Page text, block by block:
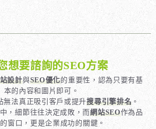
想要諮詢的SEO方案
設計與SEO優化的重要性，認為只要有基
本的內容和圖片即可。
無法真正吸引客戶或提升搜尋引擎排名 。
，細節往往決定成敗，而網站SEO作為品
窗口，更是企業成功的關鍵。